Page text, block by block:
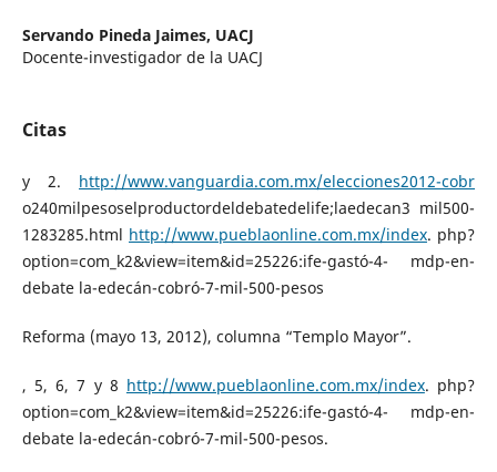
Servando Pineda Jaimes, UACJ
Docente-investigador de la UACJ
Citas
y 2. http://www.vanguardia.com.mx/elecciones2012-cobr
o240milpesoselproductordeldebatedelife;laedecan3 mil500-
1283285.html http://www.pueblaonline.com.mx/index. php?
option=com_k2&view=item&id=25226:ife-gastó-4- mdp-en-
debate la-edecán-cobró-7-mil-500-pesos
Reforma (mayo 13, 2012), columna “Templo Mayor”.
, 5, 6, 7 y 8 http://www.pueblaonline.com.mx/index. php?
option=com_k2&view=item&id=25226:ife-gastó-4- mdp-en-
debate la-edecán-cobró-7-mil-500-pesos.